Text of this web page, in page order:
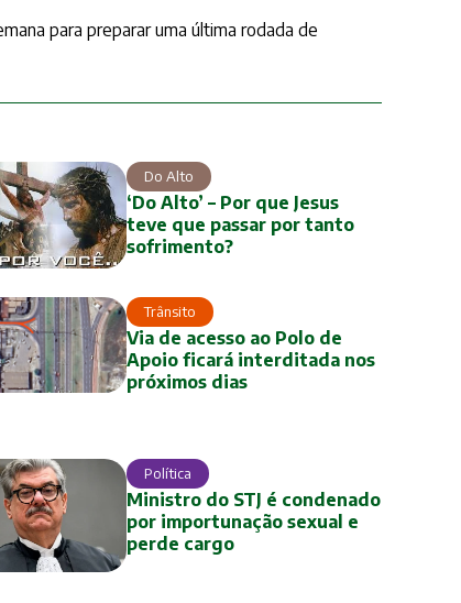
para preparar uma última rodada de
Do Alto
‘Do Alto’ – Por que Jesus
teve que passar por tanto
sofrimento?
Trânsito
Via de acesso ao Polo de
Apoio ficará interditada nos
próximos dias
Política
Ministro do STJ é condenado
por importunação sexual e
perde cargo